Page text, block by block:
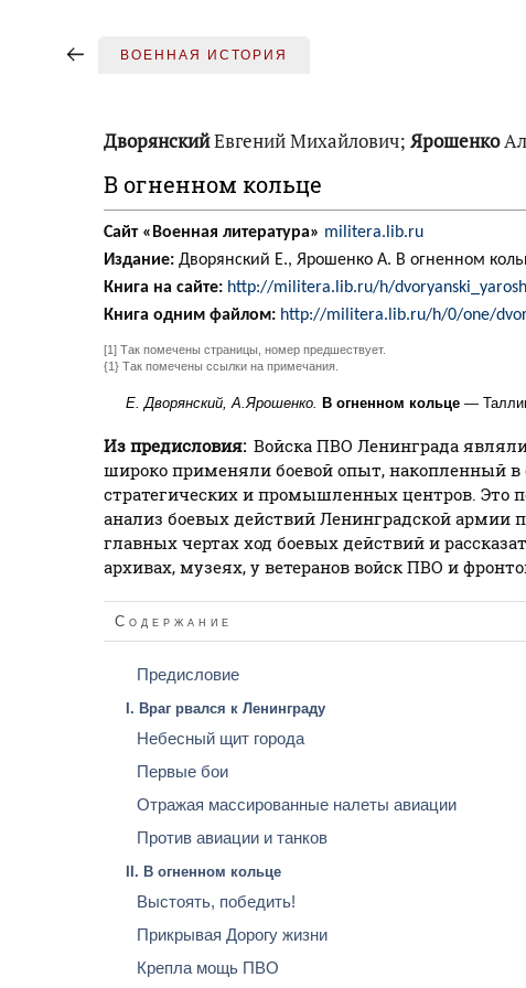
ВОЕННАЯ ИСТОРИЯ
ДворянскийЕвгений Михайлович;Ярошенко
В огненном кольце
Сайт «Военная литература» militera.lib.ru
Издание: Дворянский Е., Ярошенко А. В огненном
Книга на сайте: http://militera.lib.ru/h/
Книга одним файлом: http://militera.lib.ru/h/0/one/
[1] Так помечены страницы, номер предшествует.
{1} Так помечены ссылки на примечания.
Е. Дворянский, А.Ярошенко. В огненном кольце —
Из предисловия: Войска ПВО Ленинграда
широко применяли боевой опыт, накопленный
стратегических и промышленных центров. Это
анализ боевых действий Ленинградской
главных чертах ход боевых действий и
архивах, музеях, у ветеранов войск ПВО и
Содержание
Предисловие
I. Враг рвался к Ленинграду
Небесный щит города
Первые бои
Отражая массированные налеты авиации
Против авиации и танков
II. В огненном кольце
Выстоять, победить!
Прикрывая Дорогу жизни
Крепла мощь ПВО